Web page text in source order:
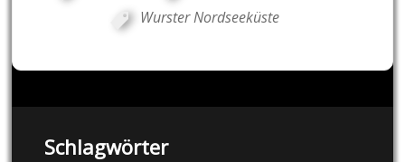
Wurster Nordseeküste
Schlagwörter